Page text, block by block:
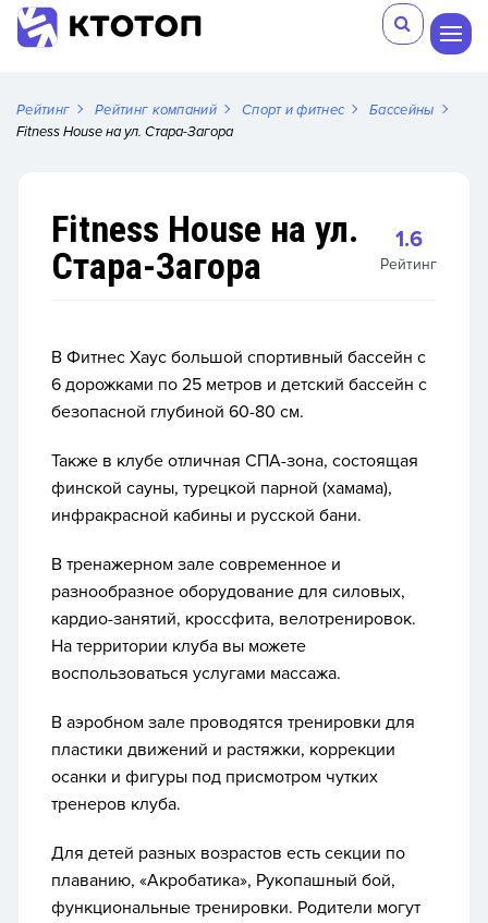
Рейтинг Рейтинг компаний Спорт и фитнес
Бассейны
Fitness House на ул. Стара-Загора
Fitness House на ул.
Стара-Загора
1.6
Рейтинг
В Фитнес Хаус большой спортивный бассейн с
6 дорожками по 25 метров и детский бассейн с
безопасной глубиной 60-80 см.
Также в клубе отличная СПА-зона, состоящая
финской сауны, турецкой парной (хамама),
инфракрасной кабины и русской бани.
В тренажерном зале современное и
разнообразное оборудование для силовых,
кардио-занятий, кроссфита, велотренировок.
На территории клуба вы можете
воспользоваться услугами массажа.
В аэробном зале проводятся тренировки для
пластики движений и растяжки, коррекции
осанки и фигуры под присмотром чутких
тренеров клуба.
Для детей разных возрастов есть секции по
плаванию, «Акробатика», Рукопашный бой,
функциональные тренировки. Родители могут